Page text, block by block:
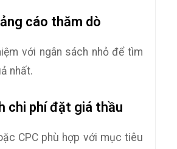
cáo thăm dò
với ngân sách nhỏ để tìm
nhất.
chi phí đặt giá thầu
CPC phù hợp với mục tiêu